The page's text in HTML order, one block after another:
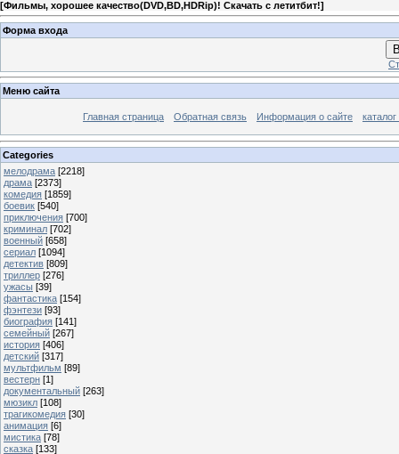
[Фильмы, хорошее качество(DVD,BD,HDRip)! Скачать с летитбит!]
Форма входа
Меню сайта
Главная страница Обратная связь Информация о сайте
Categories
мелодрама [2218]
драма [2373]
комедия [1859]
боевик [540]
приключения [700]
криминал [702]
военный [658]
сериал [1094]
детектив [809]
триллер [276]
ужасы [39]
фантастика [154]
фэнтези [93]
биография [141]
семейный [267]
история [406]
детский [317]
мультфильм [89]
вестерн [1]
документальный [263]
мюзикл [108]
трагикомедия [30]
анимация [6]
мистика [78]
сказка [133]